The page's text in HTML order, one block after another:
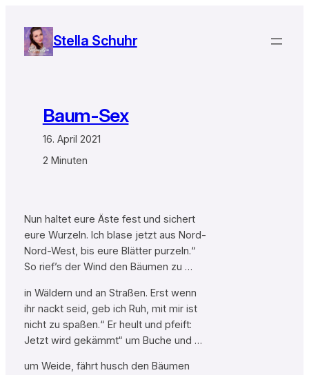
Inhalt
springen
Stella Schuhr
Baum-Sex
16. April 2021
2 Minuten
Nun haltet eure Äste fest und sichert
eure Wurzeln. Ich blase jetzt aus Nord-
Nord-West, bis eure Blätter purzeln.“
So rief’s der Wind den Bäumen zu …
in Wäldern und an Straßen. Erst wenn
ihr nackt seid, geb ich Ruh, mit mir ist
nicht zu spaßen.“ Er heult und pfeift:
Jetzt wird gekämmt“ um Buche und …
um Weide, fährt husch den Bäumen